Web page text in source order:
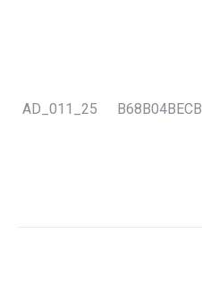
AD_011_25 B68B04BECB